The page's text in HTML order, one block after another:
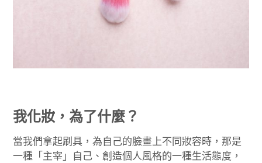
我化妝，為了什麼？
當我們拿起刷具，為自己的臉畫上不同妝容時，那是
一種「主宰」自己、創造個人風格的一種生活態度，